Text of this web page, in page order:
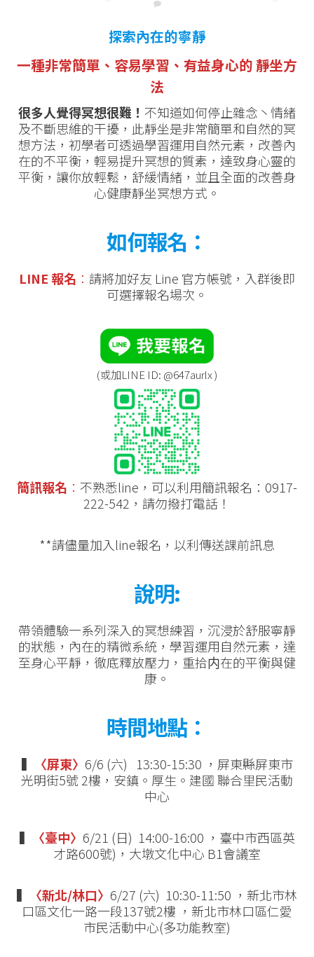
探索內在的寧靜
一種非常簡單、容易學習、有益身心的 靜坐方
法
很多人覺得冥想很難！ 不知道如何停止雜念丶情緒
及不斷思維的干擾，此靜坐是非常簡單和自然的冥
想方法，初學者可透過學習運用自然元素，改善內
在的不平衡，輕易提升冥想的質素，達致身心靈的
平衡，讓你放輕鬆，舒緩情緒，並且全面的改善身
心健康靜坐冥想方式。
如何報名：
LINE 報名 ： 請將加好友 Line 官方帳號，入群後即
可選擇報名場次。
(或加LINE ID: @647aurlx )
簡訊報名 ： 不熟悉line，可以利用簡訊報名：0917-
222-542，請勿撥打電話！
**請儘量加入line報名，以利傳送課前訊息
說明:
帶領體驗一系列深入的冥想練習，沉浸於舒服寧靜
的狀態，內在的精微系統，學習運用自然元素，達
至身心平靜，徹底釋放壓力，重拾内在的平衡與健
康。
時間地點：
▍ 〈屏東〉 6/6 (六) 13:30-15:30 ，屏東縣屏東市
光明街5號 2樓，安鎮。厚生。建國 聯合里民活動
中心
▍ 〈臺中〉 6/21 (日) 14:00-16:00 ，臺中市西區英
才路600號)，大墩文化中心 B1會議室
▍ 〈新北/林口〉 6/27 (六) 10:30-11:50 ，新北市林
口區文化一路一段137號2樓 ，新北市林口區仁愛
市民活動中心(多功能教室)